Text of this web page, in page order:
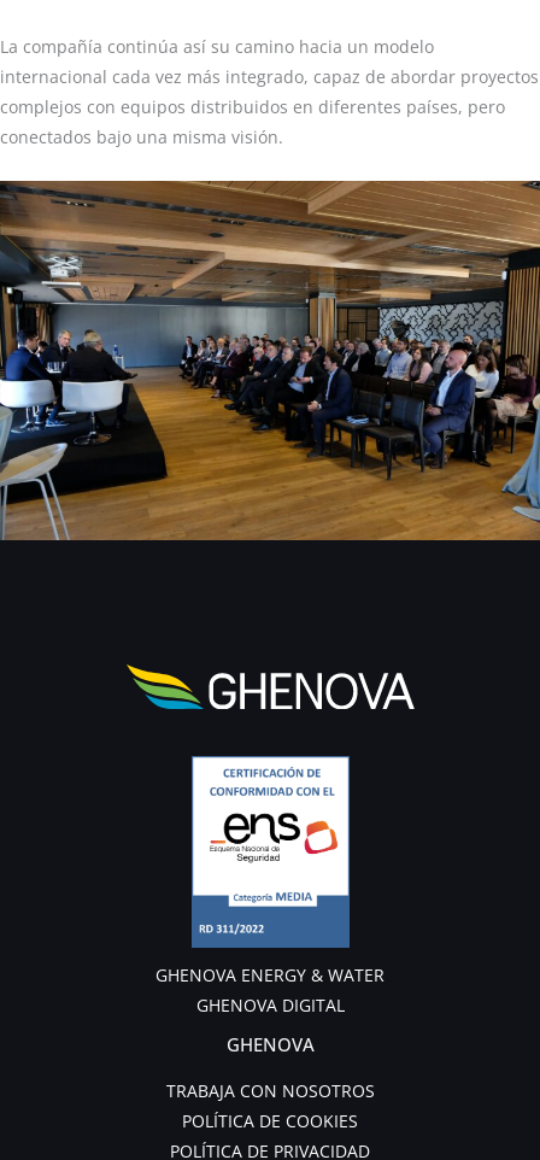
La compañía continúa así su camino hacia un modelo
internacional cada vez más integrado, capaz de abordar proyectos
complejos con equipos distribuidos en diferentes países, pero
conectados bajo una misma visión.
GHENOVA ENERGY & WATER
GHENOVA DIGITAL
GHENOVA
TRABAJA CON NOSOTROS
POLÍTICA DE COOKIES
POLÍTICA DE PRIVACIDAD